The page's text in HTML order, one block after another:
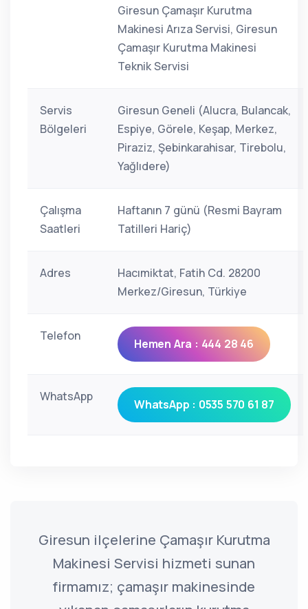
Giresun Çamaşır Kurutma
Makinesi Arıza Servisi, Giresun
Çamaşır Kurutma Makinesi
Teknik Servisi
Servis
Bölgeleri
Giresun Geneli (Alucra, Bulancak,
Espiye, Görele, Keşap, Merkez,
Piraziz, Şebinkarahisar, Tirebolu,
Yağlıdere)
Çalışma
Saatleri
Haftanın 7 günü (Resmi Bayram
Tatilleri Hariç)
Adres
Hacımiktat, Fatih Cd. 28200
Merkez/Giresun, Türkiye
Telefon
Hemen Ara : 444 28 46
WhatsApp
WhatsApp : 0535 570 61 87
Giresun ilçelerine Çamaşır Kurutma
Makinesi Servisi hizmeti sunan
firmamız; çamaşır makinesinde